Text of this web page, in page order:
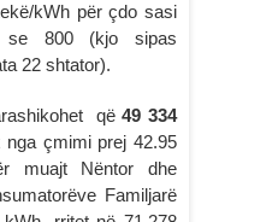
kWh për çdo sasi
se 800 (kjo sipas
22 shtator).
që49 334
nga çmimi prej 42.95
muajt Nëntor dhe
Familjarë